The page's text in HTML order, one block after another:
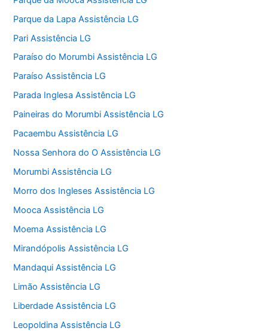
Parque da Lapa Assistência LG
Pari Assistência LG
Paraíso do Morumbi Assistência LG
Paraíso Assistência LG
Parada Inglesa Assistência LG
Paineiras do Morumbi Assistência LG
Pacaembu Assistência LG
Nossa Senhora do O Assistência LG
Morumbi Assistência LG
Morro dos Ingleses Assistência LG
Mooca Assistência LG
Moema Assistência LG
Mirandópolis Assistência LG
Mandaqui Assistência LG
Limão Assistência LG
Liberdade Assistência LG
Leopoldina Assistência LG